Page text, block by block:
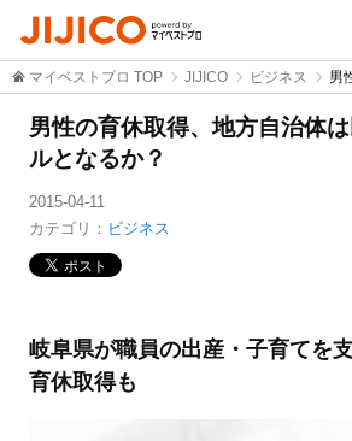
マイベストプロ TOP JIJICO ビジネス 男
男性の育休取得、地方自治体
ルとなるか？
2015-04-11
カテゴリ： ビジネス
岐阜県が職員の出産・子育てを
育休取得も